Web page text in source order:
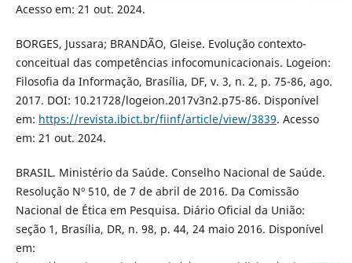
Acesso em: 21 out. 2024.
BORGES, Jussara; BRANDÃO, Gleise. Evolução contexto-
conceitual das competências infocomunicacionais. Logeion:
Filosofia da Informação, Brasília, DF, v. 3, n. 2, p. 75-86, ago.
2017. DOI: 10.21728/logeion.2017v3n2.p75-86. Disponível
em: https://revista.ibict.br/fiinf/article/view/3839. Acesso
em: 21 out. 2024.
BRASIL. Ministério da Saúde. Conselho Nacional de Saúde.
Resolução Nº 510, de 7 de abril de 2016. Da Comissão
Nacional de Ética em Pesquisa. Diário Oficial da União:
seção 1, Brasília, DR, n. 98, p. 44, 24 maio 2016. Disponível
em: